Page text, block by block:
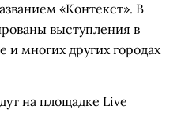
«Контекст». В
выступления в
многих других городах
на площадке Live